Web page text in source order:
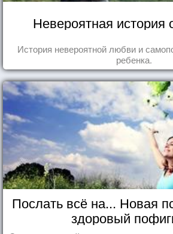
Невероятная история
История невероятной любви и
ребенка.
Послать всё на... Новая
здоровый